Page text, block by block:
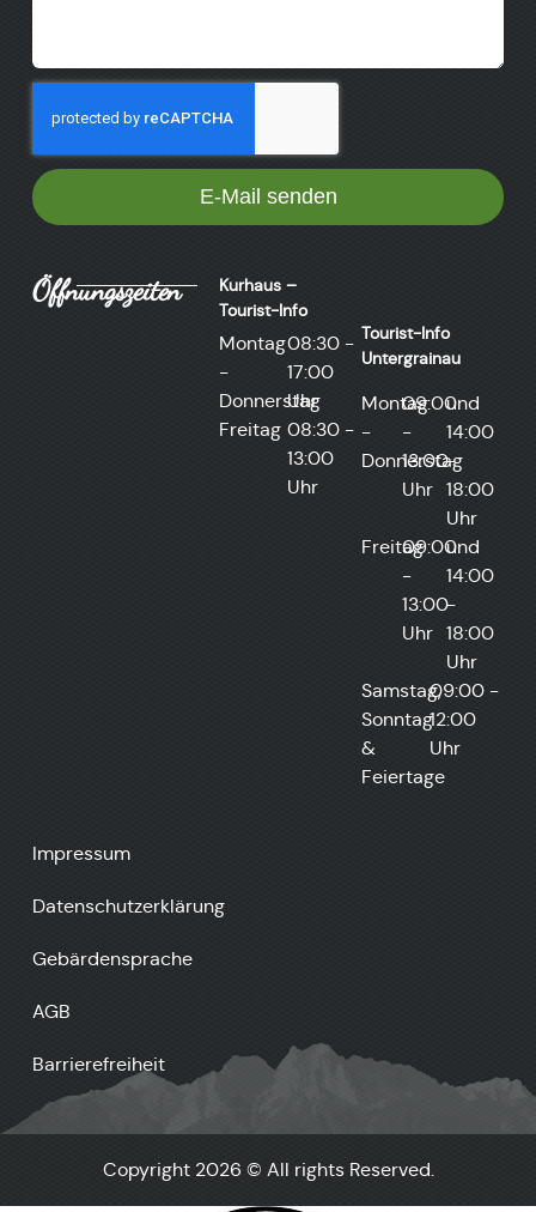
E-Mail senden
Öffnungszeiten
Kurhaus –
Tourist-Info
Montag
-
Donnerstag
08:30 -
17:00
Uhr
Freitag 08:30 -
13:00
Uhr
Tourist-Info
Untergrainau​
Montag
-
Donnerstag
09:00
-
13:00
Uhr
und
14:00
-
18:00
Uhr
Freitag09:00
-
13:00
Uhr
und
14:00
-
18:00
Uhr
Samstag,
Sonntag
&
Feiertage
09:00 -
12:00
Uhr
Impressum
Datenschutzerklärung
Gebärdensprache
AGB
Barrierefreiheit
Copyright 2026 © All rights Reserved.